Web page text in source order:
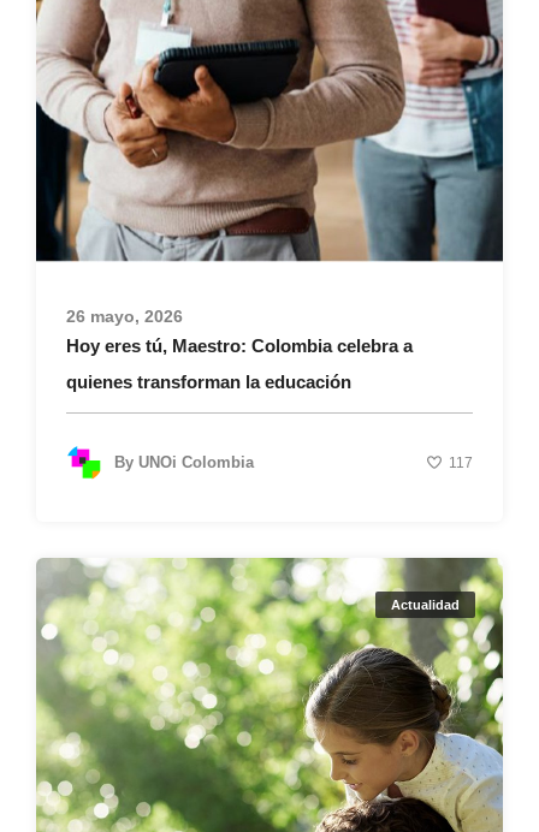
26 mayo, 2026
Hoy eres tú, Maestro: Colombia celebra a
quienes transforman la educación
By UNOi Colombia 117
Actualidad